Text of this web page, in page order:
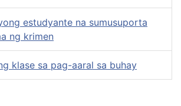
estudyante na sumusuporta
ng krimen
klase sa pag-aaral sa buhay